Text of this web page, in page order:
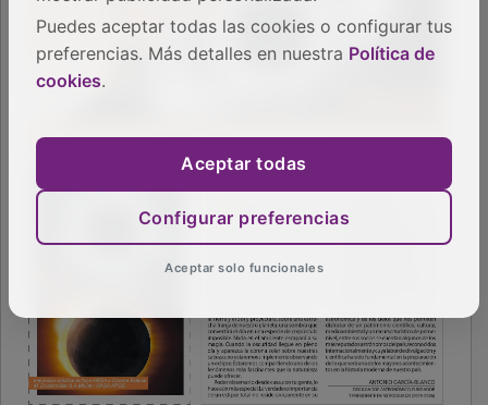
Puedes aceptar todas las cookies o configurar tus
preferencias. Más detalles en nuestra Política de
cookies.
Aceptar todas
Configurar preferencias
Aceptar solo funcionales